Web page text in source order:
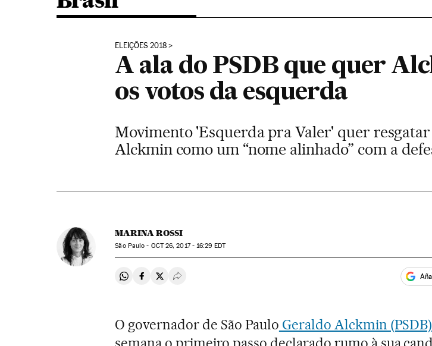
ELEIÇÕES 2018
A ala do PSDB que quer
os votos da esquerda
Movimento 'Esquerda pra Valer' quer
Alckmin como um “nome alinhado” com a
MARINA ROSSI
São Paulo - OCT26, 2017 - 16:29 EDT
Compartir en Whatsapp
Compartir en Facebook
Compartir en Twitter
Desplegar Redes Sociales
O governador de São Paulo Geraldo Alckmin (PSDB)